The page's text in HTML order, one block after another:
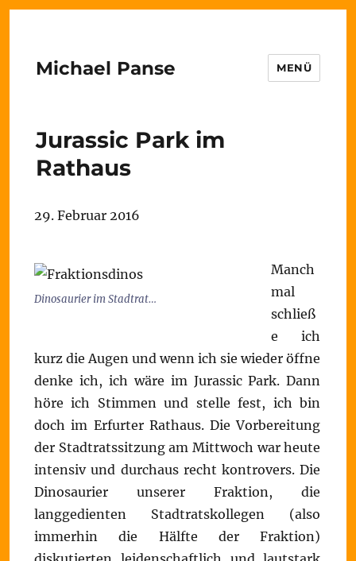
Michael Panse MENÜ
Jurassic Park im
Rathaus
29. Februar 2016
Dinosaurier im Stadtrat…
Manch
mal
schließ
e ich
kurz die Augen und wenn ich sie wieder öffne
denke ich, ich wäre im Jurassic Park. Dann
höre ich Stimmen und stelle fest, ich bin
doch im Erfurter Rathaus. Die Vorbereitung
der Stadtratssitzung am Mittwoch war heute
intensiv und durchaus recht kontrovers. Die
Dinosaurier unserer Fraktion, die
langgedienten Stadtratskollegen (also
immerhin die Hälfte der Fraktion)